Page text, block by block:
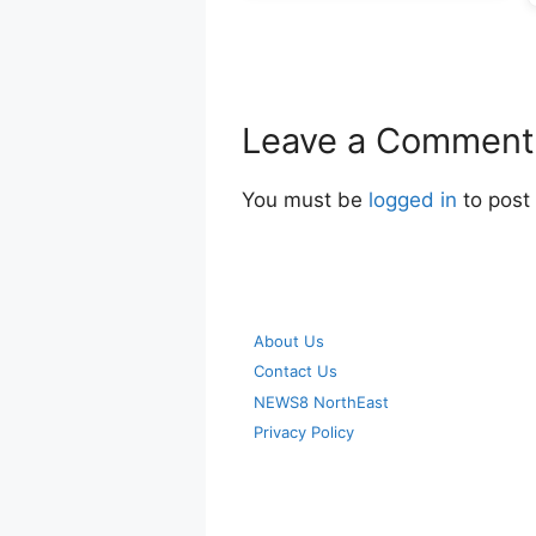
Leave a Comment
You must be logged in to post
About Us
Contact Us
NEWS8 NorthEast
Privacy Policy